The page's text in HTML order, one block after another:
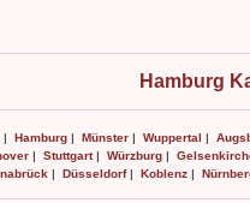
Hamburg
| Hamburg | Münster | Wuppertal |
| Stuttgart| Würzburg|
| Düsseldorf| Koblenz|